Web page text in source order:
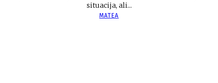
situacija, ali...
MATEA